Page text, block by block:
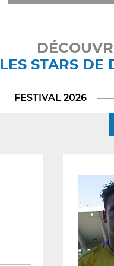
LES STARS DE
FESTIVAL 2026